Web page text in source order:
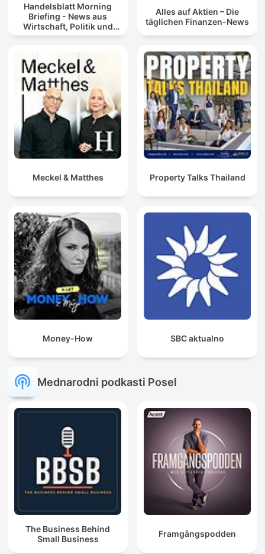
Handelsblatt Morning
Briefing - News aus
Wirtschaft, Politik und
Finanzen
Alles auf Aktien – Die
täglichen Finanzen-News
Meckel & Matthes Property Talks Thailand
Money-How SBC aktualno
Mednarodni podkasti Posel
The Business Behind
Small Business
Framgångspodden